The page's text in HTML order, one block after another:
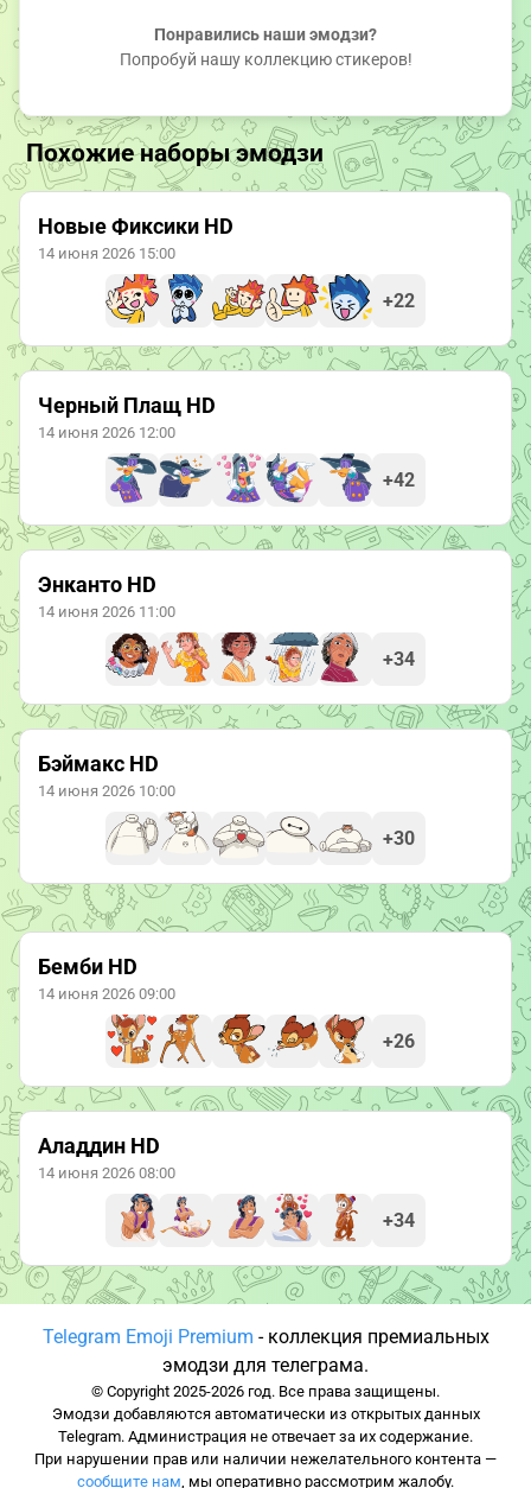
Понравились наши эмодзи?
Попробуй нашу коллекцию стикеров!
Похожие наборы эмодзи
Новые Фиксики HD
14 июня 2026 15:00
+22
Черный Плащ HD
14 июня 2026 12:00
+42
Энканто HD
14 июня 2026 11:00
+34
Бэймакс HD
14 июня 2026 10:00
+30
Бемби HD
14 июня 2026 09:00
+26
Аладдин HD
14 июня 2026 08:00
+34
Telegram Emoji Premium - коллекция премиальных
эмодзи для телеграма.
© Copyright 2025-2026 год. Все права защищены.
Эмодзи добавляются автоматически из открытых данных
Telegram. Администрация не отвечает за их содержание.
При нарушении прав или наличии нежелательного контента —
сообщите нам, мы оперативно рассмотрим жалобу.